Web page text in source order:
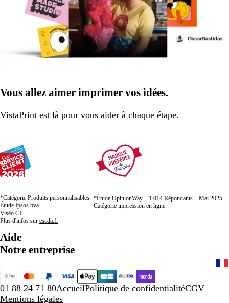
Vous allez aimer imprimer vos idées.
VistaPrint est là pour vous aider à chaque étape.
*Catégorie Produits personnalisables
Étude Ipsos bva
Viséo CI
Plus d'infos sur escda.fr
*Étude OpinionWay – 1 014 Répondants – Mai 2025 –
Catégorie impression en ligne
Aide
Notre entreprise
01 88 24 71 80AccueilPolitique de confidentialitéCGV
Mentions légales